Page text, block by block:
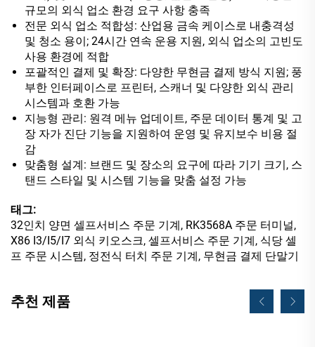
규모의 외식 업소 환경 요구 사항 충족
전문 외식 업소 적합성: 산업용 금속 케이스로 내충격성
및 청소 용이; 24시간 연속 운용 지원, 외식 업소의 고빈도
사용 환경에 적합
포괄적인 결제 및 확장: 다양한 무현금 결제 방식 지원; 풍
부한 인터페이스로 프린터, 스캐너 및 다양한 외식 관리
시스템과 호환 가능
지능형 관리: 원격 메뉴 업데이트, 주문 데이터 통계 및 고
장 자가 진단 기능을 지원하여 운영 및 유지보수 비용 절
감
맞춤형 설계: 브랜드 및 장소의 요구에 따라 기기 크기, 스
탠드 스타일 및 시스템 기능을 맞춤 설정 가능
태그:
32인치 양면 셀프서비스 주문 기계, RK3568A 주문 터미널,
X86 I3/I5/I7 외식 키오스크, 셀프서비스 주문 기계, 식당 셀
프 주문 시스템, 정전식 터치 주문 기계, 무현금 결제 단말기
추천 제품